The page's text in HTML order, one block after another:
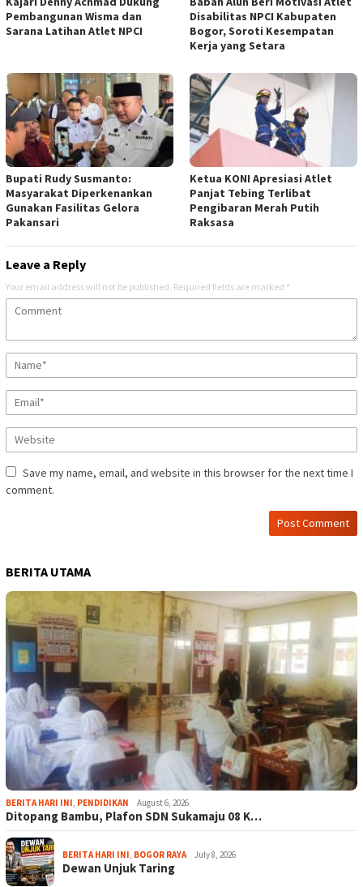
Pembangunan Wisma dan
Sarana Latihan Atlet NPCI
Disabilitas NPCI Kabupaten
Bogor, Soroti Kesempatan
Kerja yang Setara
Bupati Rudy Susmanto:
Masyarakat Diperkenankan
Gunakan Fasilitas Gelora
Pakansari
Ketua KONI Apresiasi Atlet
Panjat Tebing Terlibat
Pengibaran Merah Putih
Raksasa
Leave a Reply
Your email address will not be published. Required fields are marked *
Save my name, email, and website in this browser for the next time I
comment.
BERITA UTAMA
BERITA HARI INI, PENDIDIKAN August 6, 2026
Ditopang Bambu, Plafon SDN Sukamaju 08 K…
BERITA HARI INI, BOGOR RAYA July 8, 2026
Dewan Unjuk Taring